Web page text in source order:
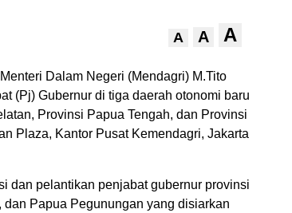
A A A
Dalam Negeri (Mendagri) M.Tito
(Pj) Gubernur di tiga daerah otonomi baru
Provinsi Papua Tengah, dan Provinsi
Plaza, Kantor Pusat Kemendagri, Jakarta
dan pelantikan penjabat gubernur provinsi
dan Papua Pegunungan yang disiarkan